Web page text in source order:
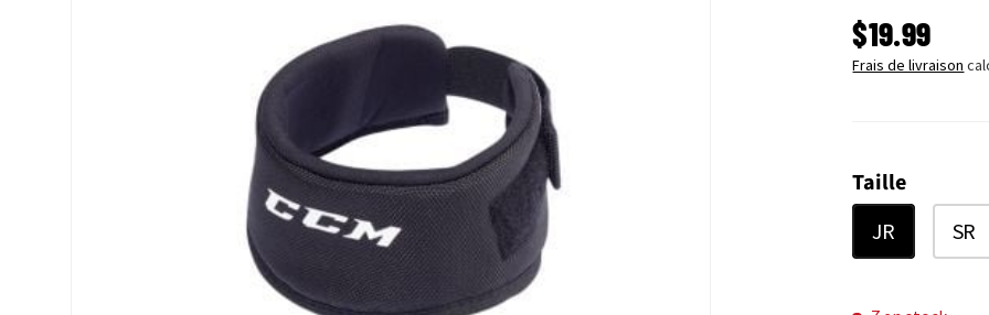
PRIX
$19.99
Frais de livraison
Taille
JR SR